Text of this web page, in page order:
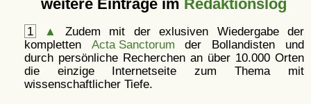
weitere Einträge im Redaktionslog
1 ▲
Zudem mit der exlusiven Wiedergabe der
kompletten Acta Sanctorum der Bollandisten und
durch persönliche Recherchen an über 10.000 Orten
die einzige Internetseite zum Thema mit
wissenschaftlicher Tiefe.